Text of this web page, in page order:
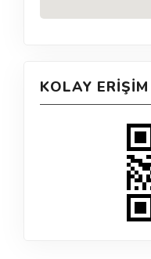
KOLAY ERIŞIM